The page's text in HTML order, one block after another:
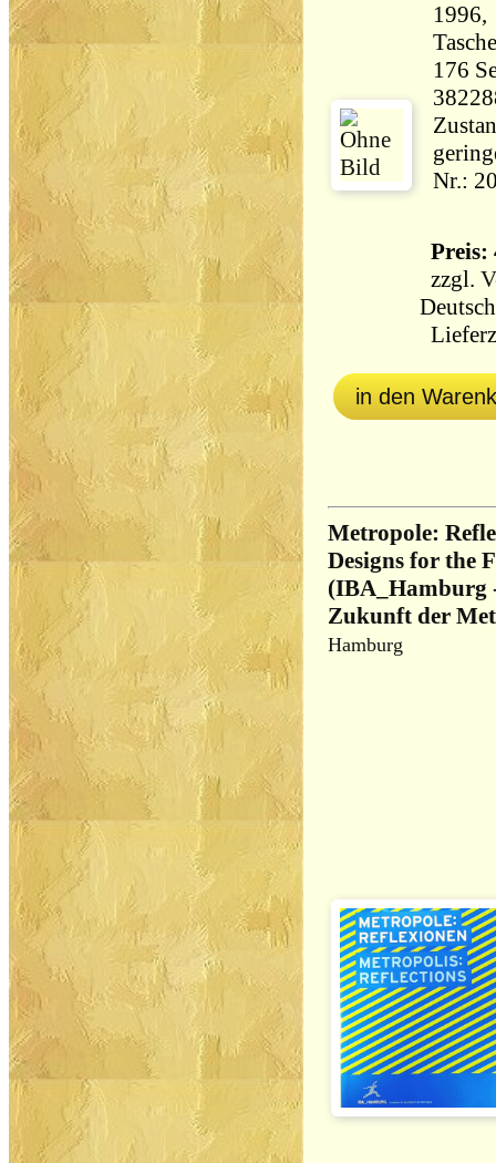
1996,
176 Seiten
Nr.:
Preis:
zzgl.
in den
Metropole:
Designs for the
(IBA_Hamburg
Zukunft der
Hamburg